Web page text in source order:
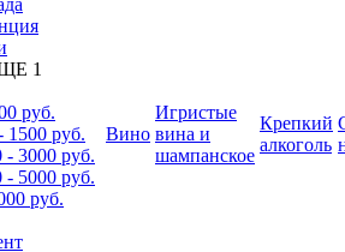
1
руб.
1500 руб.
- 3000 руб.
- 5000 руб.
руб.
Вино
Игристые
вина и
шампанское
Крепкий
алкоголь